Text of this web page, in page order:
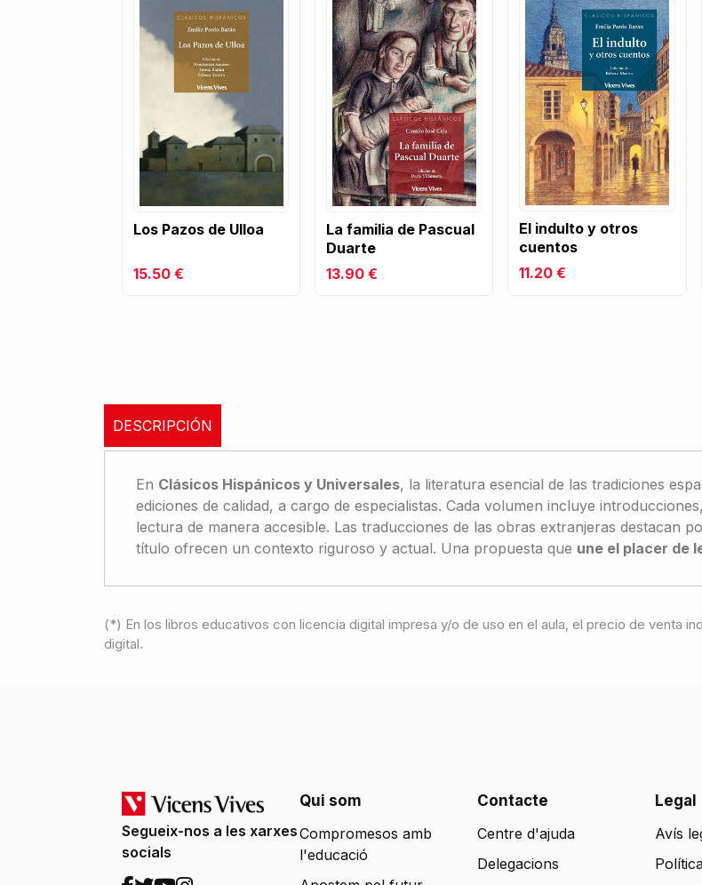
Los Pazos de Ulloa
15.50 €
La familia de Pascual
Duarte
13.90 €
El indulto y otros
cuentos
11.20 €
DESCRIPCIÓN
En Clásicos Hispánicos y Universales, la literatura esencial de las tradiciones
ediciones de calidad, a cargo de especialistas. Cada volumen incluye
lectura de manera accesible. Las traducciones de las obras extranjeras destacan
título ofrecen un contexto riguroso y actual. Una propuesta que une el placer de
(*) En los libros educativos con licencia digital impresa y/o de uso en el aula, el precio de venta
digital.
Segueix-nos a les xarxes
socials
Qui som
Compromesos amb
l'educació
Contacte
Centre d'ajuda
Delegacions
Legal
Avís